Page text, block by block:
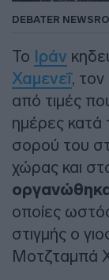
DEBATER
Το Ιράν
Χαμενεΐ,
από τιμές
ημέρες κατά
σορού του
χώρας και
οποίες
στιγμής ο
Μοτζταμπά